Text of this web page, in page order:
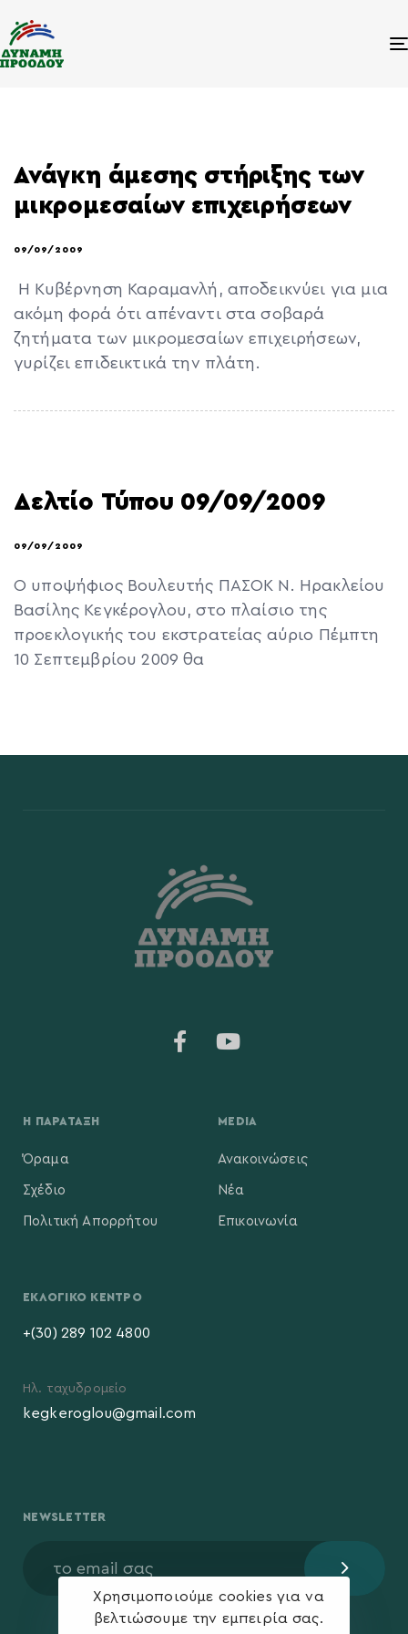
Ανάγκη άμεσης στήριξης των
μικρομεσαίων επιχειρήσεων
09/09/2009
Η Κυβέρνηση Καραμανλή, αποδεικνύει για μια
ακόμη φορά ότι απέναντι στα σοβαρά
ζητήματα των μικρομεσαίων επιχειρήσεων,
γυρίζει επιδεικτικά την πλάτη.
Δελτίο Τύπου 09/09/2009
09/09/2009
Ο υποψήφιος Βουλευτής ΠΑΣΟΚ Ν. Ηρακλείου
Βασίλης Κεγκέρογλου, στο πλαίσιο της
προεκλογικής του εκστρατείας αύριο Πέμπτη
10 Σεπτεμβρίου 2009 θα
Η ΠΑΡΆΤΑΞΗ
Όραμα
Σχέδιο
Πολιτική Απορρήτου
MEDIA
Ανακοινώσεις
Νέα
Επικοινωνία
ΕΚΛΟΓΙΚΌ ΚΈΝΤΡΟ
+(30) 289 102 4800
Ηλ. ταχυδρομείο
kegkeroglou@gmail.com
NEWSLETTER
Χρησιμοποιούμε cookies για να
βελτιώσουμε την εμπειρία σας.